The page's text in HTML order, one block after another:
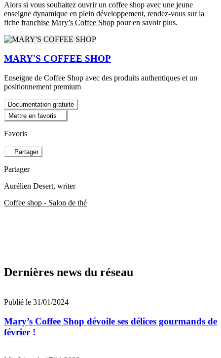
Alors si vous souhaitez ouvrir un coffee shop avec une jeune
enseigne dynamique en plein développement, rendez-vous sur la
fiche franchise Mary’s Coffee Shop pour en savoir plus.
MARY'S COFFEE SHOP
Enseigne de Coffee Shop avec des produits authentiques et un
positionnement premium
Documentation gratuite
Mettre en favoris
Favoris
Partager
Partager
Aurélien Desert, writer
Coffee shop - Salon de thé
Dernières news du réseau
Publié le 31/01/2024
Mary’s Coffee Shop dévoile ses délices gourmands de
février !